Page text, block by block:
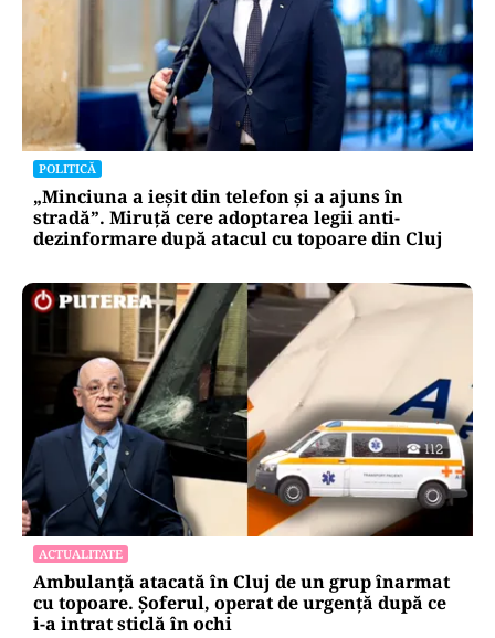
POLITICĂ
„Minciuna a ieșit din telefon și a ajuns în
stradă”. Miruță cere adoptarea legii anti-
dezinformare după atacul cu topoare din Cluj
ACTUALITATE
Ambulanță atacată în Cluj de un grup înarmat
cu topoare. Șoferul, operat de urgență după ce
i-a intrat sticlă în ochi